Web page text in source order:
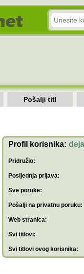
Pošalji titl
Profil korisnika: deja
Pridružio:
Posljednja prijava:
Sve poruke:
Pošalji na privatnu poruku:
Web stranica:
Svi titlovi:
Svi titlovi ovog korisnika: